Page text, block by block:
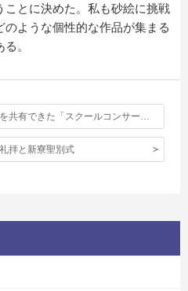
ことに決めた。私も砂絵に挑戦
のような個性的な作品が集まる
。
拝と新寮聖別式